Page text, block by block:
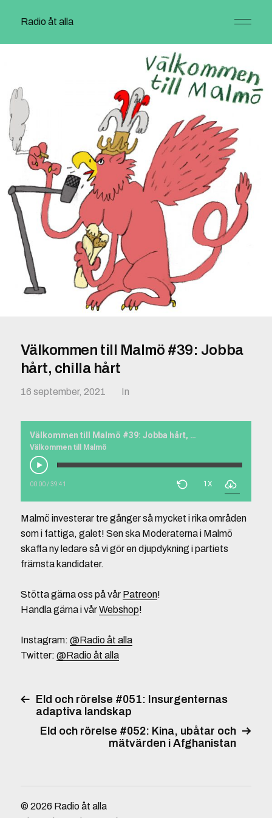
Radio åt alla
Välkommen till Malmö #39: Jobba
hårt, chilla hårt
16 september, 2021 In
Välkommen till Malmö #39: Jobba hårt, chilla hårt
Välkommen till Malmö
00:00/39:41 1X
Malmö investerar tre gånger så mycket i rika områden
som i fattiga, galet! Sen ska Moderaterna i Malmö
skaffa ny ledare så vi gör en djupdykning i partiets
främsta kandidater.
Stötta gärna oss på vår Patreon!
Handla gärna i vårWebshop!
Instagram: @Radio åt alla
Twitter: @Radio åt alla
Eld och rörelse #051: Insurgenternas
adaptiva landskap
Eld och rörelse #052: Kina, ubåtar och
mätvärden i Afghanistan
© 2026 Radio åt alla